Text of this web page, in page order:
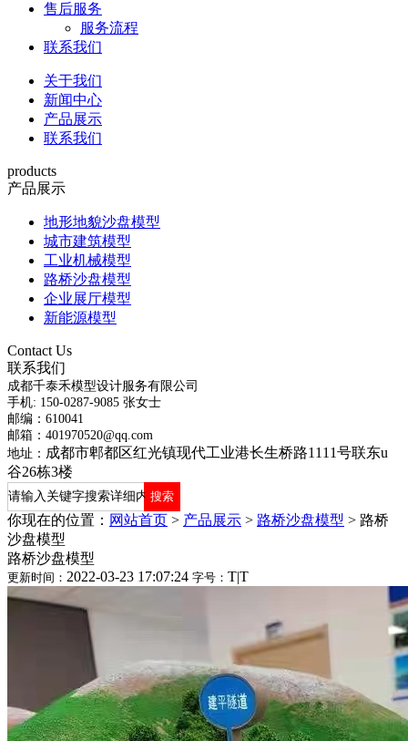
售后服务
服务流程
联系我们
关于我们
新闻中心
产品展示
联系我们
products
产品展示
地形地貌沙盘模型
城市建筑模型
工业机械模型
路桥沙盘模型
企业展厅模型
新能源模型
Contact Us
联系我们
成都千泰禾模型设计服务有限公司
手机: 150-0287-9085 张女士
邮编：610041
邮箱：401970520@qq.com
地址： 成都市郫都区红光镇现代工业港长生桥路1111号联东u
谷26栋3楼
你现在的位置： 网站首页 > 产品展示 > 路桥沙盘模型 > 路桥
沙盘模型
路桥沙盘模型
更新时间： 2022-03-23 17:07:24 字号： T|T